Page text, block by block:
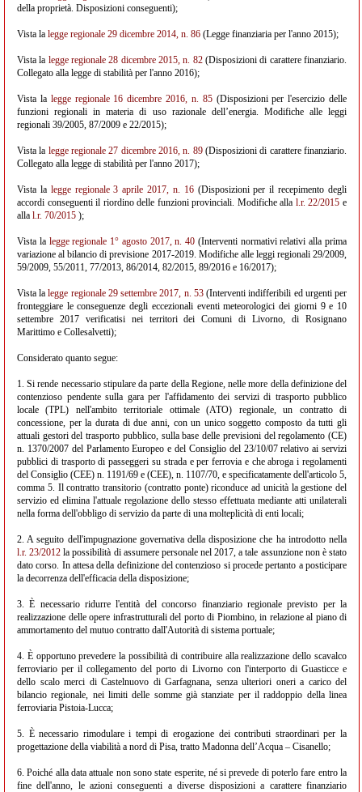
della proprietà. Disposizioni conseguenti);
Vista la legge regionale 29 dicembre 2014, n. 86 (Legge finanziaria per l'anno 2015);
Vista la legge regionale 28 dicembre 2015, n. 82(Disposizioni di carattere finanziario.
Collegato alla legge di stabilità per l'anno 2016);
Vista la legge regionale 16 dicembre 2016, n. 85(Disposizioni per l'esercizio delle
funzioni regionali in materia di uso razionale dell’energia. Modifiche alle leggi
regionali 39/2005, 87/2009 e 22/2015);
Vista la legge regionale 27 dicembre 2016, n. 89(Disposizioni di carattere finanziario.
Collegato alla legge di stabilità per l'anno 2017);
Vista la legge regionale 3 aprile 2017, n. 16(Disposizioni per il recepimento degli
accordi conseguenti il riordino delle funzioni provinciali. Modifiche alla l.r. 22/2015 e
alla l.r. 70/2015 );
Vista la legge regionale 1° agosto 2017, n. 40 (Interventi normativi relativi alla prima
variazione al bilancio di previsione 2017-2019. Modifiche alle leggi regionali 29/2009,
59/2009, 55/2011, 77/2013, 86/2014, 82/2015, 89/2016 e 16/2017);
Vista lalegge regionale 29 settembre 2017, n. 53(Interventi indifferibili ed urgenti per
fronteggiare le conseguenze degli eccezionali eventi meteorologici dei giorni 9 e 10
settembre 2017 verificatisi nei territori dei Comuni di Livorno, di Rosignano
Marittimo e Collesalvetti);
Considerato quanto segue:
1. Si rende necessario stipulare da parte della Regione, nelle more della definizione del
contenzioso pendente sulla gara per l'affidamento dei servizi di trasporto pubblico
locale (TPL) nell'ambito territoriale ottimale (ATO) regionale, un contratto di
concessione, per la durata di due anni, con un unico soggetto composto da tutti gli
attuali gestori del trasporto pubblico, sulla base delle previsioni del regolamento (CE)
n. 1370/2007 del Parlamento Europeo e del Consiglio del 23/10/07 relativo ai servizi
pubblici di trasporto di passeggeri su strada e per ferrovia e che abroga i regolamenti
del Consiglio (CEE) n. 1191/69 e (CEE), n. 1107/70, e specificatamente dell'articolo 5,
comma 5. Il contratto transitorio (contratto ponte) riconduce ad unicità la gestione del
servizio ed elimina l'attuale regolazione dello stesso effettuata mediante atti unilaterali
nella forma dell'obbligo di servizio da parte di una molteplicità di enti locali;
2. A seguito dell'impugnazione governativa della disposizione che ha introdotto nella
l.r. 23/2012 la possibilità di assumere personale nel 2017, a tale assunzione non è stato
dato corso. In attesa della definizione del contenzioso si procede pertanto a posticipare
la decorrenza dell'efficacia della disposizione;
3. È necessario ridurre l'entità del concorso finanziario regionale previsto per la
realizzazione delle opere infrastrutturali del porto di Piombino, in relazione al piano di
ammortamento del mutuo contratto dall'Autorità di sistema portuale;
4. È opportuno prevedere la possibilità di contribuire alla realizzazione dello scavalco
ferroviario per il collegamento del porto di Livorno con l'interporto di Guasticce e
dello scalo merci di Castelnuovo di Garfagnana, senza ulteriori oneri a carico del
bilancio regionale, nei limiti delle somme già stanziate per il raddoppio della linea
ferroviaria Pistoia-Lucca;
5. È necessario rimodulare i tempi di erogazione dei contributi straordinari per la
progettazione della viabilità a nord di Pisa, tratto Madonna dell’Acqua – Cisanello;
6. Poiché alla data attuale non sono state esperite, né si prevede di poterlo fare entro la
fine dell'anno, le azioni conseguenti a diverse disposizioni a carattere finanziario